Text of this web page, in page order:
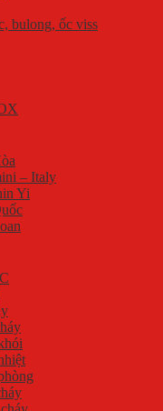
bulong, ốc viss
– Italy
Yi